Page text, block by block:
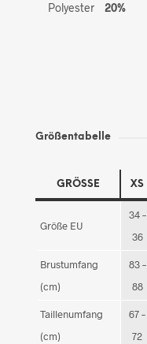
Polyester 20%
Größentabelle
GRÖSSE XS
Größe EU
34 –
36
Brustumfang
(cm)
83 –
88
Taillenumfang
(cm)
67 –
72